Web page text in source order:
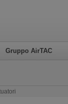
Gruppo AirTAC